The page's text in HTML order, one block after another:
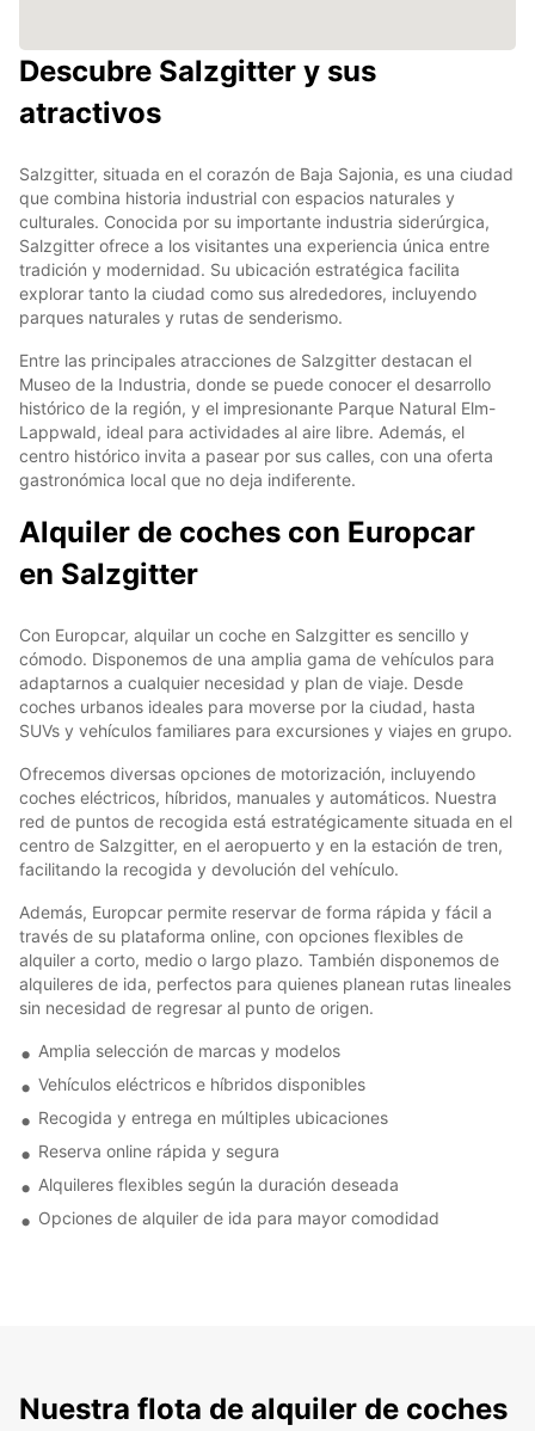
Descubre Salzgitter y sus
atractivos
Salzgitter, situada en el corazón de Baja Sajonia, es una ciudad
que combina historia industrial con espacios naturales y
culturales. Conocida por su importante industria siderúrgica,
Salzgitter ofrece a los visitantes una experiencia única entre
tradición y modernidad. Su ubicación estratégica facilita
explorar tanto la ciudad como sus alrededores, incluyendo
parques naturales y rutas de senderismo.
Entre las principales atracciones de Salzgitter destacan el
Museo de la Industria, donde se puede conocer el desarrollo
histórico de la región, y el impresionante Parque Natural Elm-
Lappwald, ideal para actividades al aire libre. Además, el
centro histórico invita a pasear por sus calles, con una oferta
gastronómica local que no deja indiferente.
Alquiler de coches con Europcar
en Salzgitter
Con Europcar, alquilar un coche en Salzgitter es sencillo y
cómodo. Disponemos de una amplia gama de vehículos para
adaptarnos a cualquier necesidad y plan de viaje. Desde
coches urbanos ideales para moverse por la ciudad, hasta
SUVs y vehículos familiares para excursiones y viajes en grupo.
Ofrecemos diversas opciones de motorización, incluyendo
coches eléctricos, híbridos, manuales y automáticos. Nuestra
red de puntos de recogida está estratégicamente situada en el
centro de Salzgitter, en el aeropuerto y en la estación de tren,
facilitando la recogida y devolución del vehículo.
Además, Europcar permite reservar de forma rápida y fácil a
través de su plataforma online, con opciones flexibles de
alquiler a corto, medio o largo plazo. También disponemos de
alquileres de ida, perfectos para quienes planean rutas lineales
sin necesidad de regresar al punto de origen.
Amplia selección de marcas y modelos
Vehículos eléctricos e híbridos disponibles
Recogida y entrega en múltiples ubicaciones
Reserva online rápida y segura
Alquileres flexibles según la duración deseada
Opciones de alquiler de ida para mayor comodidad
Nuestra flota de alquiler de coches